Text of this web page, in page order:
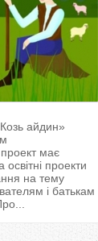
айдин»
має
освітні проекти
на тему
і батькам